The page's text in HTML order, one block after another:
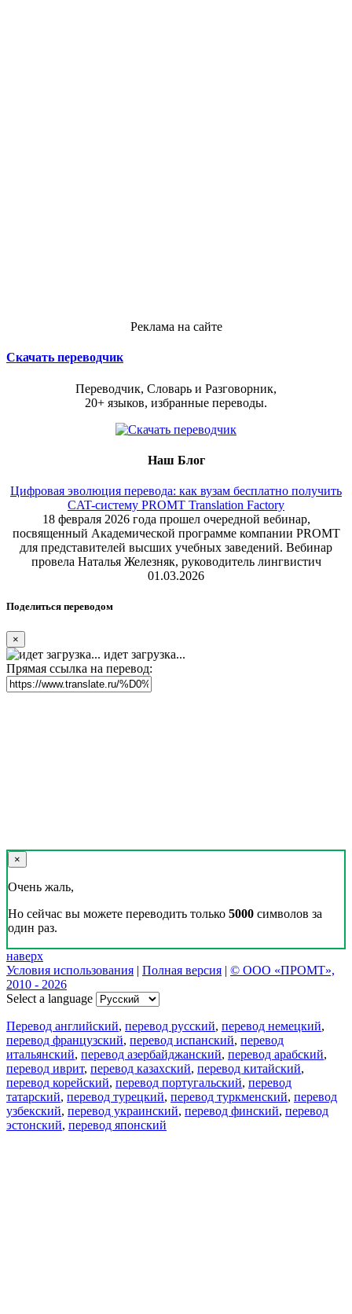
Реклама на сайте
Скачать переводчик
Переводчик, Словарь и Разговорник,
20+ языков, избранные переводы.
Наш Блог
Цифровая эволюция перевода: как вузам бесплатно получить
CAT-систему PROMT Translation Factory
18 февраля 2026 года прошел очередной вебинар,
посвященный Академической программе компании PROMT
для представителей высших учебных заведений. Вебинар
провела Наталья Железняк, руководитель лингвистич
01.03.2026
Поделиться переводом
×
идет загрузка...
Прямая ссылка на перевод:
×
Очень жаль,
Но сейчас вы можете переводить только 5000 символов за
один раз.
наверх
Условия использования | Полная версия | © ООО «ПРОМТ»,
2010 - 2026
Select a language
Перевод английский, перевод русский, перевод немецкий,
перевод французский, перевод испанский, перевод
итальянский, перевод азербайджанский, перевод арабский,
перевод иврит, перевод казахский, перевод китайский,
перевод корейский, перевод португальский, перевод
татарский, перевод турецкий, перевод туркменский, перевод
узбекский, перевод украинский, перевод финский, перевод
эстонский, перевод японский